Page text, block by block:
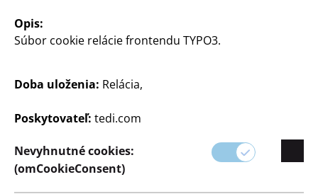
8
vašej predajne TEDi
Zmeniť obchod
Opis:
Súbor cookie relácie frontendu TYPO3.
Doba uloženia: Relácia,
Poskytovateľ: tedi.com
Nevyhnutné cookies:
(omCookieConsent)